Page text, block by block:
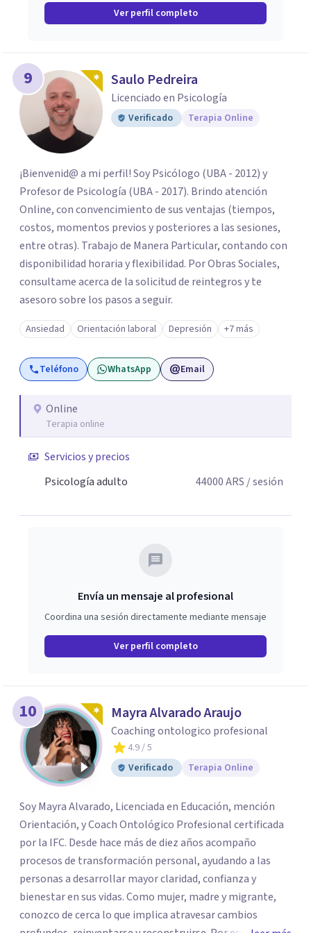
Ver perfil completo
9 Saulo Pedreira
Licenciado en Psicología
Verificado Terapia Online
¡Bienvenid@ a mi perfil! Soy Psicólogo (UBA - 2012) y
Profesor de Psicología (UBA - 2017). Brindo atención
Online, con convencimiento de sus ventajas (tiempos,
costos, momentos previos y posteriores a las sesiones,
entre otras). Trabajo de Manera Particular, contando con
disponibilidad horaria y flexibilidad. Por Obras Sociales,
consultame acerca de la solicitud de reintegros y te
asesoro sobre los pasos a seguir.
Ansiedad Orientación laboral Depresión +7 más
Teléfono WhatsApp Email
Online
Terapia online
Servicios y precios
Psicología adulto
44000ARS / sesión
Envía un mensaje al profesional
Coordina una sesión directamente mediante mensaje
Ver perfil completo
10 Mayra Alvarado Araujo
Coaching ontologico profesional
4.9/ 5
Verificado
Terapia Online
Soy Mayra Alvarado, Licenciada en Educación, mención
Orientación, y Coach Ontológico Profesional certificada
por la IFC. Desde hace más de diez años acompaño
procesos de transformación personal, ayudando a las
personas a desarrollar mayor claridad, confianza y
bienestar en sus vidas. Como mujer, madre y migrante,
conozco de cerca lo que implica atravesar cambios